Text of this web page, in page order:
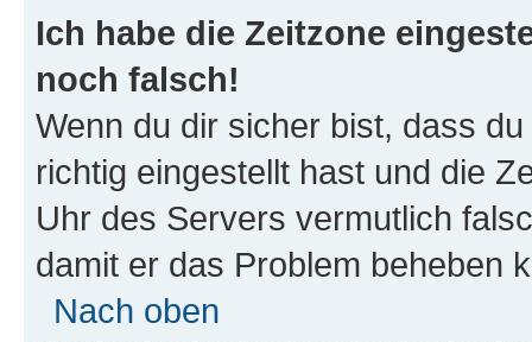
Ich habe die Zeitzone
noch falsch!
Wenn du dir sicher bist, dass
richtig eingestellt hast und die
Uhr des Servers vermutlich
damit er das Problem beheben
Nach oben